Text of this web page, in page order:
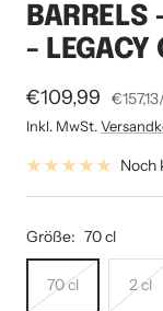
- LEGACY
Angebotspreis
€109,99 €157,13/
Inkl. MwSt.
Noch
Größe: 70 cl
70 cl 2 cl